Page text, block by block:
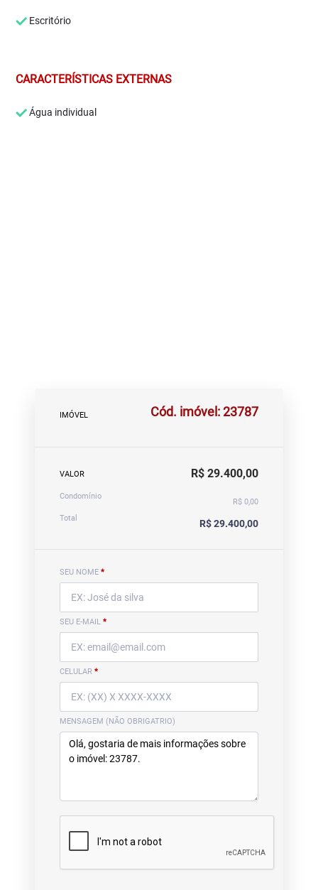
Escritório
CARACTERÍSTICAS EXTERNAS
Água individual
IMÓVEL Cód. imóvel: 23787
VALOR R$ 29.400,00
Condomínio
R$ 0,00
Total
R$ 29.400,00
SEU NOME *
SEU E-MAIL *
CELULAR *
MENSAGEM (NÃO OBRIGATRIO)